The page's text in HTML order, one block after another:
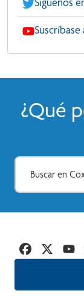
¿Qué
Facebook
Twitter